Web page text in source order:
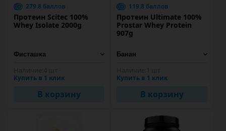
279.8 баллов
Протеин Scitec 100%
Whey Isolate 2000g
Купить в 1 клик
В корзину
119.8 баллов
Протеин Ultimate 100%
Prostar Whey Protein
907g
Купить в 1 клик
В корзину